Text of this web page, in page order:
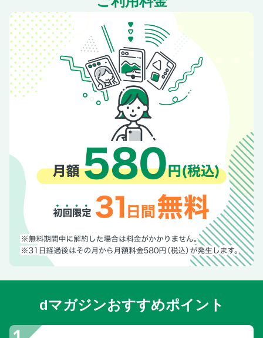
わたしたち、管理職で、ママです。
年の差きょうだいでも満足！ な休日の過ごし方
パパ放送作家、「令和の性教育」と出会う
「好き」からはじまる！ ママたちの資格受験STORY
家族のコトバ
ママのための「お金の教育」悩み相談室
[VERY NaVY] 目次
[VERY NaVY] NaVY的 JEWELRY
[VERY NaVY] NaVY的 WATCH
[VERY NaVY] 今の気分は“ドレスアップ”ホリデイ
[VERY NaVY] NaVY的ラグジュアリーコスメ10
[VERY NaVY] ホリデーシーズン 私に贈る幸せのギフト
Dress-up gifts
【デジタル版限定】「週1豚しゃぶ」でも飽きない30のアイ
【デジタル版限定】“飲んだ気分”でノンアルドリンク
dマガジンおすすめポイント